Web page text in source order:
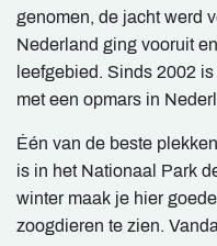
genomen, de jacht werd
Nederland ging vooruit
leefgebied. Sinds 2002
met een opmars in
Één van de beste
is in het Nationaal Park
winter maak je hier
zoogdieren te zien.